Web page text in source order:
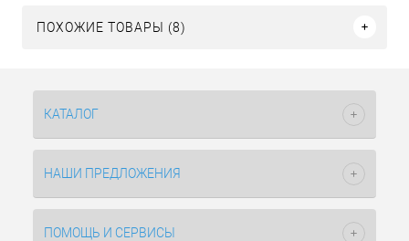
ПОХОЖИЕ ТОВАРЫ (8)
КАТАЛОГ
НАШИ ПРЕДЛОЖЕНИЯ
ПОМОЩЬ И СЕРВИСЫ